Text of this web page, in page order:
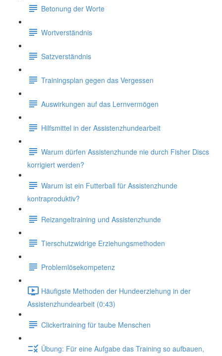
Betonung der Worte
Wortverständnis
Satzverständnis
Trainingsplan gegen das Vergessen
Auswirkungen auf das Lernvermögen
Hilfsmittel in der Assistenzhundearbeit
Warum dürfen Assistenzhunde nie durch Fisher Discs
korrigiert werden?
Warum ist ein Futterball für Assistenzhunde
kontraproduktiv?
Reizangeltraining und Assistenzhunde
Tierschutzwidrige Erziehungsmethoden
Problemlösekompetenz
Häufigste Methoden der Hundeerziehung in der
Assistenzhundearbeit (0:43)
Clickertraining für taube Menschen
Übung: Für eine Aufgabe das Training so aufbauen,